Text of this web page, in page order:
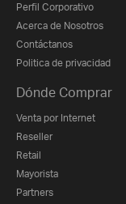
Perfil Corporativo
Acerca de Nosotros
Contáctanos
Politica de privacidad
Dónde Comprar
Venta por Internet
Reseller
Retail
Mayorista
Partners